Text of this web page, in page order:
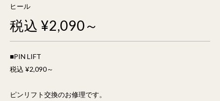
ヒール
税込 ¥2,090～
■PIN LIFT
税込 ¥2,090～
ピンリフト交換のお修理です。